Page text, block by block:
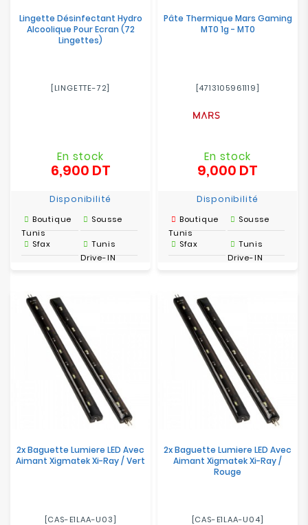
Lingette Désinfectant Hydro
Alcoolique Pour Ecran (72
Lingettes)
[LINGETTE-72]
En stock
6,900 DTPrix
Disponibilité
Boutique
Tunis
Sousse
Sfax
Tunis
Drive-IN
Pâte Thermique Mars Gaming
MT0 1g - MT0
[4713105961119]
En stock
9,000 DT
Disponibilité
Boutique
Tunis
Sousse
Sfax
Tunis
Drive-IN
2x Baguette Lumiere LED Avec
Aimant Xigmatek Xi-Ray / Vert
[CAS-E1LAA-U03]
2x Baguette Lumiere LED Avec
Aimant Xigmatek Xi-Ray /
Rouge
[CAS-E1LAA-U04]